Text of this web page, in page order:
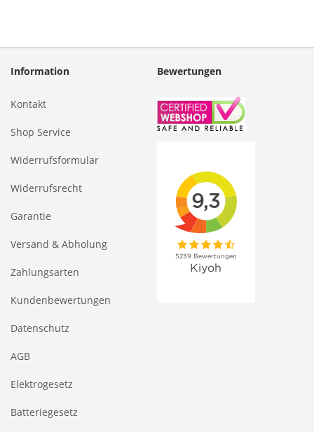
Information
Kontakt
Shop Service
Widerrufsformular
Widerrufsrecht
Garantie
Versand & Abholung
Zahlungsarten
Kundenbewertungen
Datenschutz
AGB
Elektrogesetz
Batteriegesetz
Bewertungen